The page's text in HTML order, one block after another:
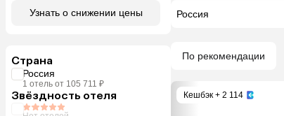
Узнать о снижении цены
Страна
Россия
1 отель от 105 711 ₽
Звёздность отеля
Россия
По рекомендации
Кешбэк + 2 114